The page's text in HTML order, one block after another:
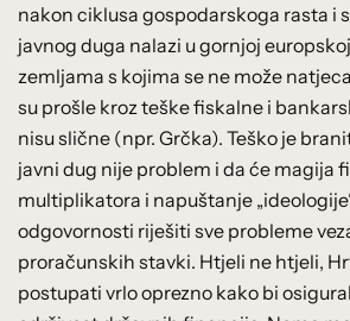
nakon ciklusa gospodarskoga rasta i
javnog duga nalazi u gornjoj
zemljama s kojima se ne može
su prošle kroz teške fiskalne i
nisu slične (npr. Grčka). Teško je
javni dug nije problem i da će magija
multiplikatora i napuštanje
odgovornosti riješiti sve probleme
proračunskih stavki. Htjeli ne htjeli,
postupati vrlo oprezno kako bi